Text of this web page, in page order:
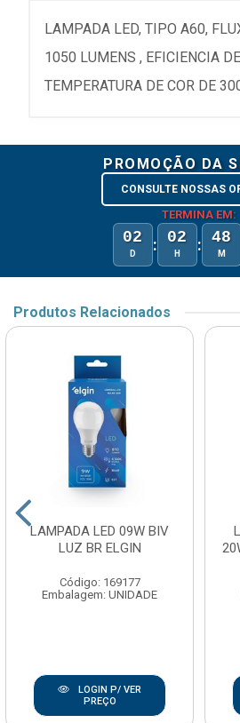
LAMPADA LED, TIPO A60,
1050 LUMENS , EFICIENCIA
TEMPERATURA DE COR DE
PROMOÇÃO DA
CONSULTE NOSSAS
TERMINA EM:
02
D : 02
H : 48
M
Produtos Relacionados
LAMPADA LED 09W BIV
LUZ BR ELGIN
Código: 169177
Embalagem: UNIDADE
LOGIN P/ VER
PREÇO